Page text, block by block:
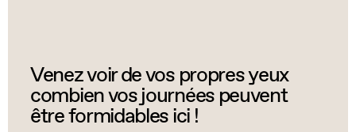
Venez voir de vos propres yeux
combien vos journées peuvent
être formidables ici !